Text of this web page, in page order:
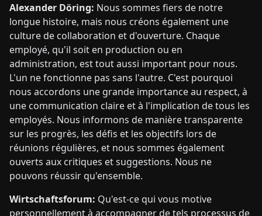
Alexander Döring: Nous sommes fiers de notre
longue histoire, mais nous créons également une
culture de collaboration et d'ouverture. Chaque
employé, qu'il soit en production ou en
administration, est tout aussi important pour nous.
L'un ne fonctionne pas sans l'autre. C'est pourquoi
nous accordons une grande importance au respect, à
une communication claire et à l'implication de tous les
employés. Nous informons de manière transparente
sur les progrès, les défis et les objectifs lors de
réunions régulières, et nous sommes également
ouverts aux critiques et suggestions. Nous ne
pouvons réussir qu'ensemble.
Wirtschaftsforum: Qu'est-ce qui vous motive
personnellement à accompagner de tels processus de